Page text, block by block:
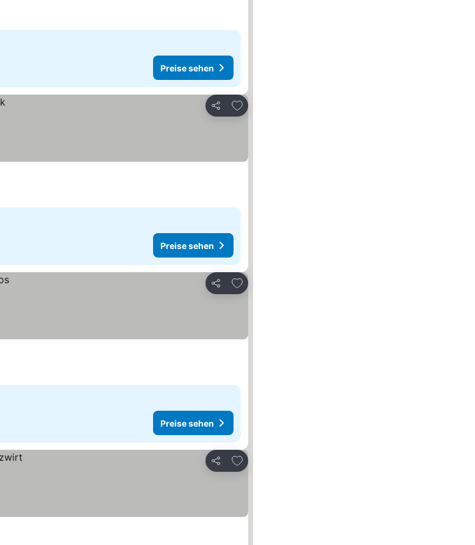
Preise sehen
Teilen
Zu Favoriten hinzufügen
Preise sehen
Teilen
Zu Favoriten hinzufügen
Preise sehen
Teilen
Zu Favoriten hinzufügen